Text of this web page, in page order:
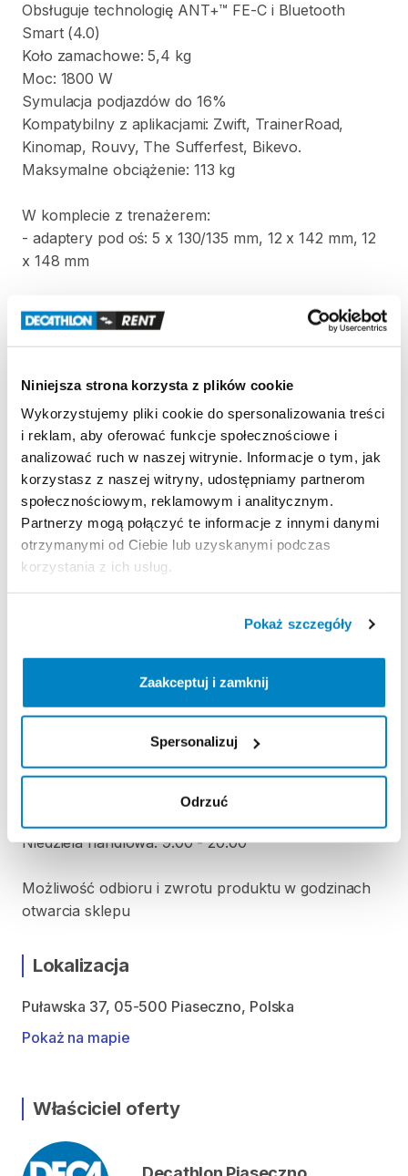
Niniejsza strona korzysta z plików cookie
Wykorzystujemy pliki cookie do spersonalizowania treści
i reklam, aby oferować funkcje społecznościowe i
analizować ruch w naszej witrynie. Informacje o tym, jak
korzystasz z naszej witryny, udostępniamy partnerom
społecznościowym, reklamowym i analitycznym.
Partnerzy mogą połączyć te informacje z innymi danymi
otrzymanymi od Ciebie lub uzyskanymi podczas
korzystania z ich usług.
Pokaż szczegóły
Zaakceptuj i zamknij
Spersonalizuj
Odrzuć
Obsługuje technologię ANT+™ FE-C i Bluetooth
Smart (4.0)
Koło zamachowe: 5​,​4 kg
Moc: 1800 W
Symulacja podjazdów do 16%
Kompatybilny z aplikacjami: Zwift​​,​ TrainerRoad​​,​
Kinomap​​,​ Rouvy​​,​ The Sufferfest​​,​ Bikevo.
Maksymalne obciążenie: 113 kg
W komplecie z trenażerem:
- adaptery pod oś: 5 x 130​​/​​135 mm​,​ 12 x 142 mm​,​ 12
x 148 mm
Strona produktu w sklepie
Zasady wypożyczenia
REGULAMIN
Regulamin wypożyczalni
KAUCJA
Poniedziałek: 10:00 - 21:00
Środa: 10:00 - 21:00
Czwartek: 10:00 - 21:00
Niedziela handlowa: 9:00 - 20:00
Możliwość odbioru i zwrotu produktu w godzinach
otwarcia sklepu
Lokalizacja
Puławska 37, 05-500 Piaseczno, Polska
Pokaż na mapie
Właściciel oferty